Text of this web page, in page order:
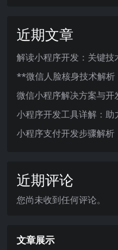
近期文章
解读小程序开发：关键技
**微信人脸核身技术解
微信小程序解决方案与开
小程序开发工具详解：助
小程序支付开发步骤解
近期评论
您尚未收到任何评论。
文章展示